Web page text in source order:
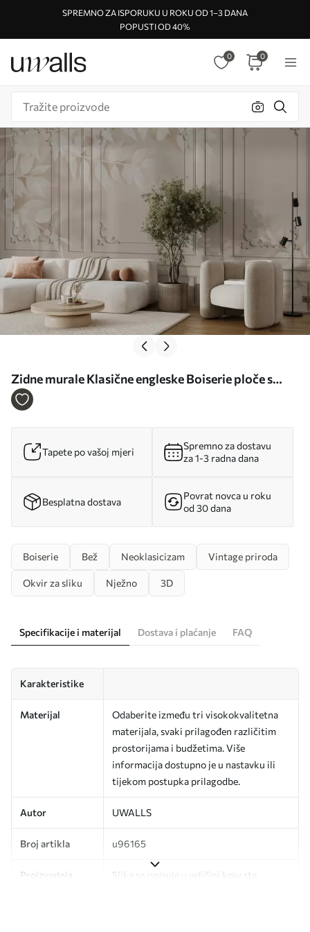
SPREMNO ZA ISPORUKU U ROKU OD 1–3 DANA
POPUSTI OD 40%
0 0
Zidne murale Klasične engleske Boiserie ploče s
lišćem br. u96165
Tapete po vašoj mjeri
Spremno za dostavu
za 1-3 radna dana
Besplatna dostava
Povrat novca u roku
od 30 dana
Boiserie Bež Neoklasicizam Vintage priroda
Okvir za sliku Nježno 3D
Specifikacije i materijal Dostava i plaćanje FAQ
Karakteristike
Materijal
Odaberite između tri visokokvalitetna
materijala, svaki prilagođen različitim
prostorijama i budžetima. Više
informacija dostupno je u nastavku ili
tijekom postupka prilagodbe.
Autor UWALLS
Broj artikla u96165
Proizvodnja
Slika se ispisuje u veličini koju ste